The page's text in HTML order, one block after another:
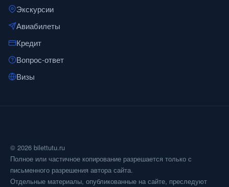
Экскурсии
Авиабилеты
Кредит
Вопрос-ответ
Визы
© 2026 bilettutu.ru
Полное или частичное копирование разрешается только с
письменного разрешения автора сайта.
Отдельные материалы, опубликованные на сайте, преследуют